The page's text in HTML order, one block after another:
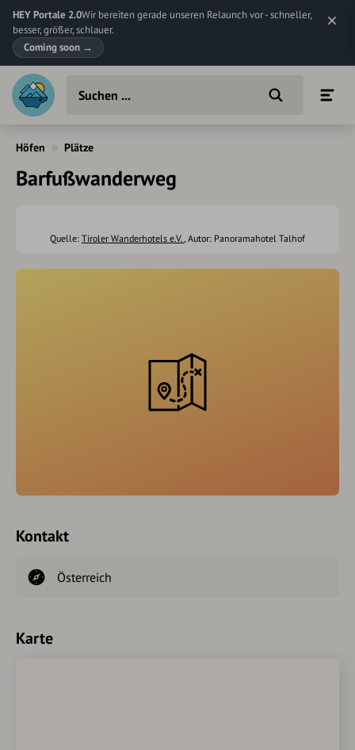
HEY Portale 2.0Wir bereiten gerade unseren Relaunch vor - schneller,
besser, größer, schlauer.
Coming soon →
Höfen Plätze
Barfußwanderweg
Quelle: Tiroler Wanderhotels e.V., Autor: Panoramahotel Talhof
Kontakt
Österreich
Karte